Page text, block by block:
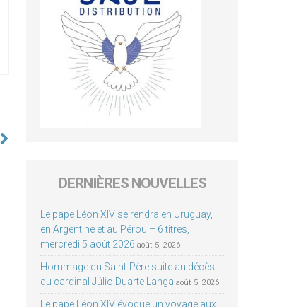
DERNIÈRES NOUVELLES
Le pape Léon XIV se rendra en Uruguay,
en Argentine et au Pérou – 6 titres,
mercredi 5 août 2026 août 5, 2026
Hommage du Saint-Père suite au décès
du cardinal Júlio Duarte Langa août 5, 2026
Le pape Léon XIV évoque un voyage aux